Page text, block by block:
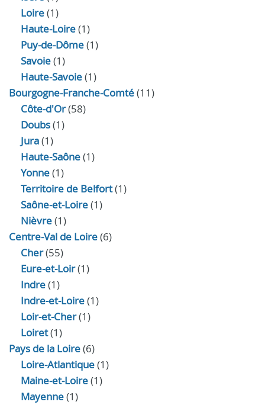
Loire(1)
Haute-Loire(1)
Puy-de-Dôme(1)
Savoie(1)
Haute-Savoie(1)
Bourgogne-Franche-Comté(11)
Côte-d'Or(58)
Doubs(1)
Jura(1)
Haute‑Saône(1)
Yonne(1)
Territoire de Belfort(1)
Saône-et-Loire(1)
Nièvre(1)
Centre-Val de Loire(6)
Cher(55)
Eure‑et‑Loir(1)
Indre(1)
Indre‑et‑Loire(1)
Loir‑et‑Cher(1)
Loiret(1)
Pays de la Loire(6)
Loire-Atlantique(1)
Maine-et-Loire(1)
Mayenne(1)